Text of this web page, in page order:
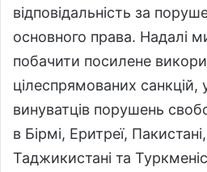
відповідальність за
основного права. Надалі
побачити посилене
цілеспрямованих санкцій,
винуватців порушень
в Бірмі, Еритреї, Пакистані,
Таджикистані та